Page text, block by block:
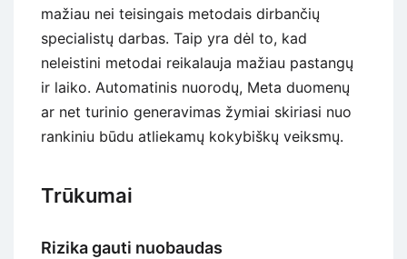
mažiau nei teisingais metodais dirbančių
specialistų darbas. Taip yra dėl to, kad
neleistini metodai reikalauja mažiau pastangų
ir laiko. Automatinis nuorodų, Meta duomenų
ar net turinio generavimas žymiai skiriasi nuo
rankiniu būdu atliekamų kokybiškų veiksmų.
Trūkumai
Rizika gauti nuobaudas